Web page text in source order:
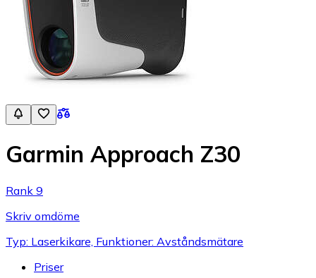
Garmin Approach Z30
Rank 9
Skriv omdöme
Typ: Laserkikare, Funktioner: Avståndsmätare
Priser